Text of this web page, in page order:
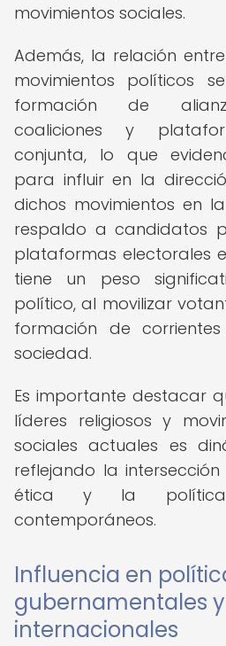
movimientos sociales.
Además, la relación
movimientos políticos
formación de
coaliciones y
conjunta, lo que
para influir en la
dichos movimientos en
respaldo a candidatos
plataformas electorales
tiene un peso
político, al movilizar
formación de
sociedad.
Es importante destacar
líderes religiosos y
sociales actuales es
reflejando la
ética y la política
contemporáneos.
Influencia en
gubernamentales
internacionales